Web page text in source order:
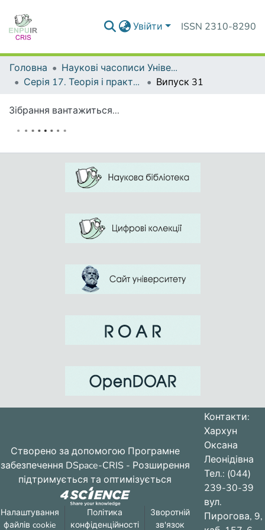
Увійти ISSN 2310-8290
Головна
Наукові часописи Університету
Серія 17. Теорія і практика навчання та виховання
Випуск 31
Зібрання вантажиться...
Створено за допомогою Програмне
забезпечення DSpace-CRIS - Розширення
підтримується та оптимізується
Налаштування
файлів cookie
Політика
конфіденційності
Зворотній
зв'язок
Контакти:
Хархун
Оксана
Леонідівна
Тел.: (044)
239-30-39
вул.
Пирогова, 9,